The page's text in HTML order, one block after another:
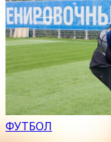
ФУТБОЛ